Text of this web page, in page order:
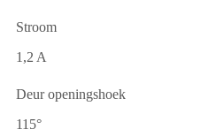
Stroom
1,2 A
Deur openingshoek
115°